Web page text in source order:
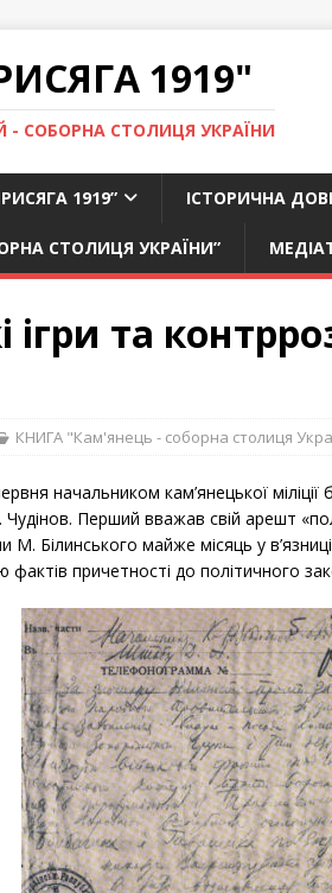
1919"
- СОБОРНА СТОЛИЦЯ УКРАЇНИ
1919” ІСТОРИЧНА
СТОЛИЦЯ УКРАЇНИ”
та
КНИГА "Кам'янець - соборна столиця
начальником кам’янецької міліції
Чудінов. Перший вважав свій арешт
Білинського майже місяць у
фактів причетності до політичного